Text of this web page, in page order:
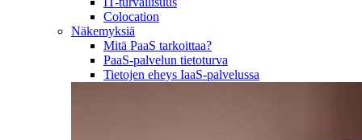
Colocation
Näkemyksiä
Mitä PaaS tarkoittaa?
PaaS-palvelun tietoturva
Tietojen eheys IaaS-palvelussa